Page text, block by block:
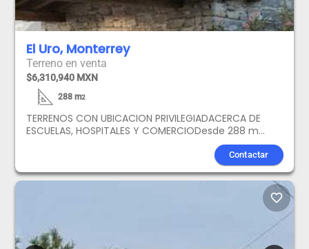
El Uro, Monterrey
Terreno en venta
$6,310,940 MXN
288m2
TERRENOS CON UBICACION PRIVILEGIADACERCA DE
ESCUELAS, HOSPITALES Y COMERCIODesde 288 m
hasta 454 m Precio desde 20,729.00 hasta
21,913.00AMENIDADESAsadores Green EggHorno de
LeñaTerraza SocialAlbercaJuegos InfantilesCancha
de Pickleball Enganche desde 10 %hasta 18
mensualidadesEscrituración desde Junio 2026 hasta
Contactar
favorite_border